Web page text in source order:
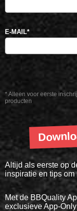
* Alleen voor eerste
producten
E-MAIL*
Altijd als eerste op
inspiratie en tips
Met de BBQuality
exclusieve App-